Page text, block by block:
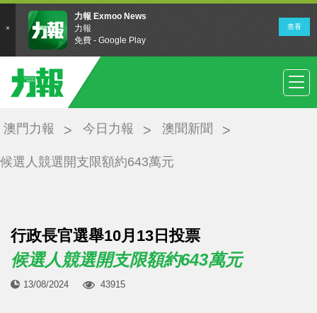
澳門力報 今日力報 澳聞新聞
候選人競選開支限額約643萬元
行政長官選舉10月13日投票
候選人競選開支限額約643萬元
13/08/2024 43915